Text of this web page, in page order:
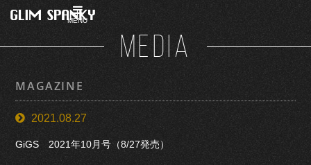
MENU
MEDIA
MAGAZINE
2021.08.27
GiGS 2021年10月号（8/27発売）